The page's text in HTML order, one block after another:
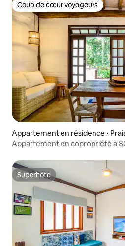
Coup de cœur voyageurs
Coup de cœur voyageurs
Appartement en résidence ⋅
rí
Appartement en copropriété à
Superhôte
Superhôte